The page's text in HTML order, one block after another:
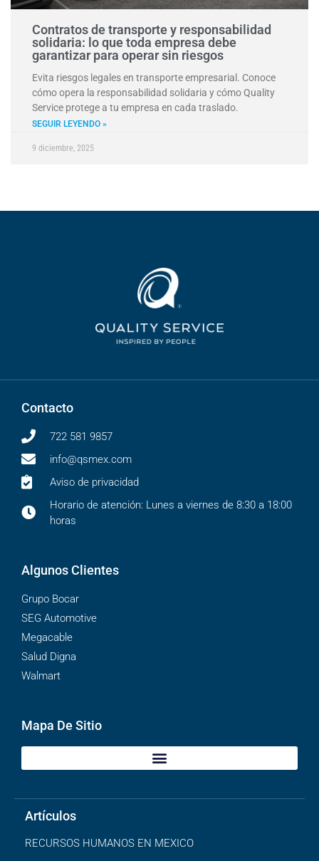
Contratos de transporte y responsabilidad
solidaria: lo que toda empresa debe
garantizar para operar sin riesgos
Evita riesgos legales en transporte empresarial. Conoce
cómo opera la responsabilidad solidaria y cómo Quality
Service protege a tu empresa en cada traslado.
SEGUIR LEYENDO »
9 diciembre, 2025
Contacto
722 581 9857
info@qsmex.com
Aviso de privacidad
Horario de atención: Lunes a viernes de 8:30 a 18:00
horas
Algunos Clientes
Grupo Bocar
SEG Automotive
Megacable
Salud Digna
Walmart
Mapa De Sitio
Artículos
RECURSOS HUMANOS EN MEXICO